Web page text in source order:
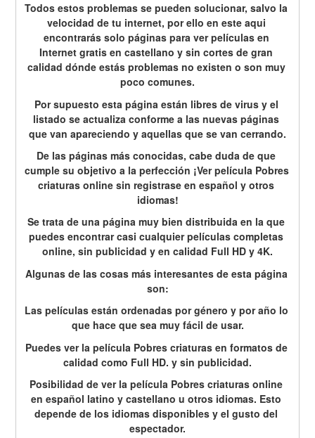
Todos estos problemas se pueden solucionar, salvo la
velocidad de tu internet, por ello en este aqui
encontrarás solo páginas para ver películas en
Internet gratis en castellano y sin cortes de gran
calidad dónde estás problemas no existen o son muy
poco comunes.
Por supuesto esta página están libres de virus y el
listado se actualiza conforme a las nuevas páginas
que van apareciendo y aquellas que se van cerrando.
De las páginas más conocidas, cabe duda de que
cumple su objetivo a la perfección ¡Ver película Pobres
criaturas online sin registrase en español y otros
idiomas!
Se trata de una página muy bien distribuida en la que
puedes encontrar casi cualquier películas completas
online, sin publicidad y en calidad Full HD y 4K.
Algunas de las cosas más interesantes de esta página
son:
Las películas están ordenadas por género y por año lo
que hace que sea muy fácil de usar.
Puedes ver la película Pobres criaturas en formatos de
calidad como Full HD. y sin publicidad.
Posibilidad de ver la película Pobres criaturas online
en español latino y castellano u otros idiomas. Esto
depende de los idiomas disponibles y el gusto del
espectador.